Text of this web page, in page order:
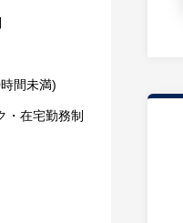
間未満)
・在宅勤務制